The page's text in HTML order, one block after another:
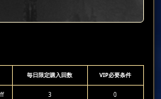
毎日限定購入回数 VIP必要条件
3 0